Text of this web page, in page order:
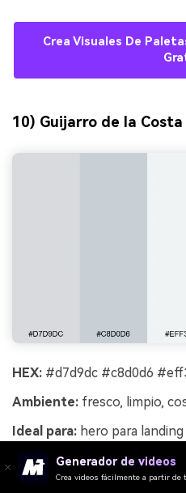
Crea Visuales De
10) Guijarro de la Costa
HEX: #d7d9dc #c8d0d6
Ambiente: fresco, limpio,
Ideal para: hero para
Fresco y limpio, evoca
Generador de videos
Crea videos fácilmente a partir de